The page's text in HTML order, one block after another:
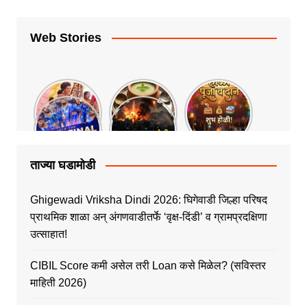
Web Stories
ताज्या घडामोडी
Ghigewadi Vriksha Dindi 2026: घिगेवाडी जिल्हा परिषद
प्राथमिक शाळा अन् अंगणवाडीतर्फे ‘वृक्ष-दिंडी’ व ग्रामप्रदक्षिणा
उत्साहात!
CIBIL Score कमी असेल तरी Loan कसे मिळेल? (सविस्तर
माहिती 2026)